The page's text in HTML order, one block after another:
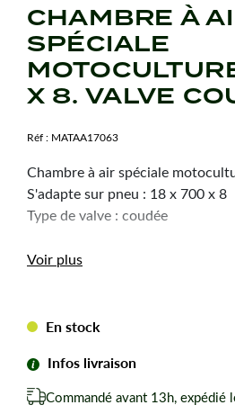
CHAMBRE À
SPÉCIALE
X 8. VALVE
Réf : MATAA17063
Chambre à air spéciale
S'adapte sur pneu : 18 x 700 x 8
Type de valve : coudée
Voir plus
En stock
Infos livraison
Commandé avant 13h, expédié